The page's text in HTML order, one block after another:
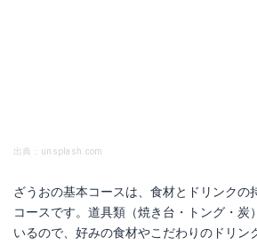
出典：unsplash.com
ざうおの基本コースは、食材とドリンクの
コースです。道具類（焼き台・トング・炭
いるので、好みの食材やこだわりのドリン